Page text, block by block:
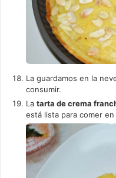
La guardamos en la
consumir.
Latarta de crema
está lista para comer